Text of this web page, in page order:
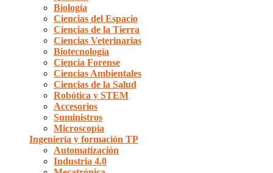
Biología
Ciencias del Espacio
Ciencias de la Tierra
Ciencias Veterinarias
Biotecnología
Ciencia Forense
Ciencias Ambientales
Ciencias de la Salud
Robótica y STEM
Accesorios
Suministros
Microscopía
Ingeniería y formación TP
Automatización
Industria 4.0